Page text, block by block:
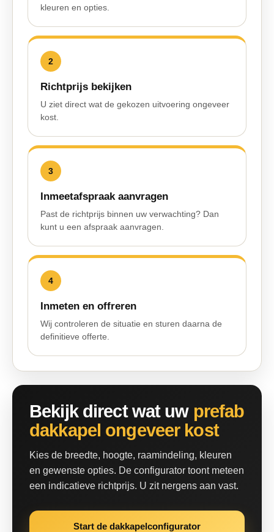
kleuren en opties.
2
Richtprijs bekijken
U ziet direct wat de gekozen uitvoering ongeveer
kost.
3
Inmeetafspraak aanvragen
Past de richtprijs binnen uw verwachting? Dan
kunt u een afspraak aanvragen.
4
Inmeten en offreren
Wij controleren de situatie en sturen daarna de
definitieve offerte.
Bekijk direct wat uw prefab
dakkapel ongeveer kost
Kies de breedte, hoogte, raamindeling, kleuren
en gewenste opties. De configurator toont meteen
een indicatieve richtprijs. U zit nergens aan vast.
Start de dakkapelconfigurator